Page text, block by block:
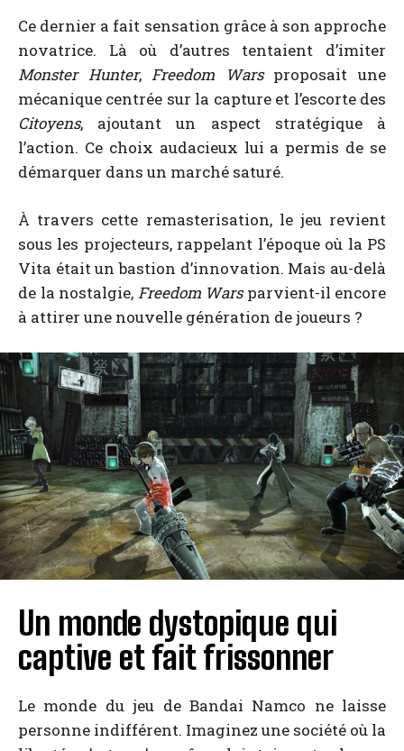
Ce dernier a fait sensation grâce à son approche
novatrice. Là où d’autres tentaient d’imiter
Monster Hunter,Freedom Warsproposait une
mécanique centrée sur la capture et l’escorte des
Citoyens, ajoutant un aspect stratégique à
l’action. Ce choix audacieux lui a permis de se
démarquer dans un marché saturé.
À travers cette remasterisation, le jeu revient
sous les projecteurs, rappelant l’époque où la PS
Vita était un bastion d’innovation. Mais au-delà
de la nostalgie, Freedom Warsparvient-il encore
à attirer une nouvelle génération de joueurs ?
Un monde dystopique qui
captive et fait frissonner
Le monde du jeu de Bandai Namco ne laisse
personne indifférent. Imaginez une société où la